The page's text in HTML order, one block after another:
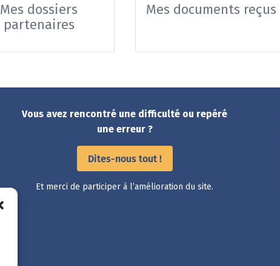
Mes dossiers
partenaires
Mes documents reçus
Vous avez rencontré une difficulté ou repéré
une erreur ?
Dites-nous tout !
Et merci de participer à l’amélioration du site.